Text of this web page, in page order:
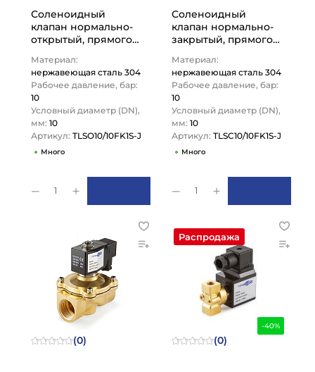
Соленоидный
клапан нормально-
открытый, прямого
Нерж.304/FKM, DN10,
…
Материал:
нержавеющая сталь 304
Рабочее давление, бар:
10
Условный диаметр (DN),
мм: 10
Артикул: TLSO10/10FK1S-J
Много
1
Соленоидный
клапан нормально-
закрытый, прямого
Нерж.304/FKM, DN10,
…
Материал:
нержавеющая сталь 304
Рабочее давление, бар:
10
Условный диаметр (DN),
мм: 10
Артикул: TLSC10/10FK1S-J
Много
1
(0)
-40%
Распродажа
(0)